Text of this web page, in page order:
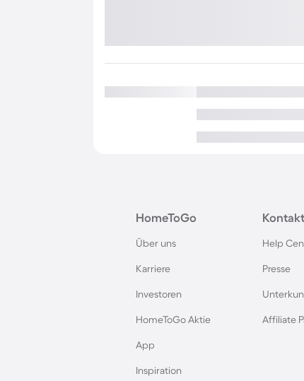
HomeToGo
Über uns
Karriere
Investoren
HomeToGo Aktie
App
Inspiration
Kontakt
Help
Presse
Affiliate